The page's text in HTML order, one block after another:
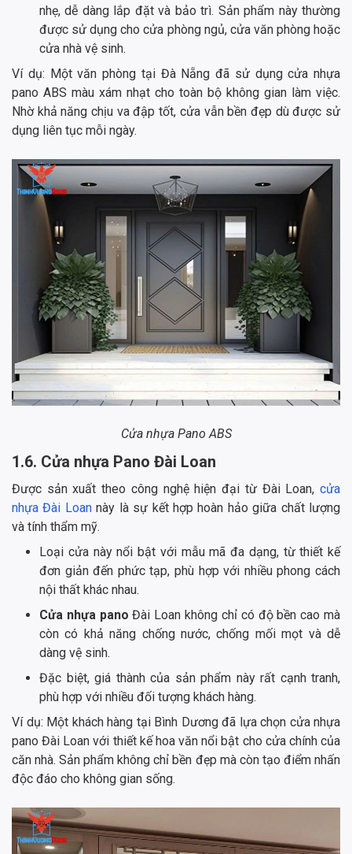
nhẹ, dễ dàng lắp đặt và bảo trì. Sản phẩm này thường
được sử dụng cho cửa phòng ngủ, cửa văn phòng hoặc
cửa nhà vệ sinh.
Ví dụ: Một văn phòng tại Đà Nẵng đã sử dụng cửa nhựa
pano ABS màu xám nhạt cho toàn bộ không gian làm việc.
Nhờ khả năng chịu va đập tốt, cửa vẫn bền đẹp dù được sử
dụng liên tục mỗi ngày.
Cửa nhựa Pano ABS
1.6. Cửa nhựa Pano Đài Loan
Được sản xuất theo công nghệ hiện đại từ Đài Loan, cửa
nhựa Đài Loannày là sự kết hợp hoàn hảo giữa chất lượng
và tính thẩm mỹ.
Loại cửa này nổi bật với mẫu mã đa dạng, từ thiết kế
đơn giản đến phức tạp, phù hợp với nhiều phong cách
nội thất khác nhau.
Cửa nhựa panoĐài Loan không chỉ có độ bền cao mà
còn có khả năng chống nước, chống mối mọt và dễ
dàng vệ sinh.
Đặc biệt, giá thành của sản phẩm này rất cạnh tranh,
phù hợp với nhiều đối tượng khách hàng.
Ví dụ: Một khách hàng tại Bình Dương đã lựa chọn cửa nhựa
pano Đài Loan với thiết kế hoa văn nổi bật cho cửa chính của
căn nhà. Sản phẩm không chỉ bền đẹp mà còn tạo điểm nhấn
độc đáo cho không gian sống.